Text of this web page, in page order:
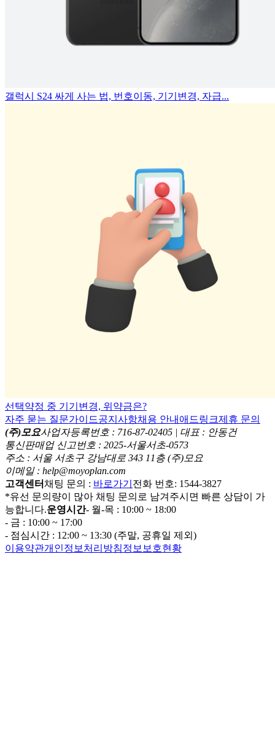
갤럭시 S24 싸게 사는 법, 번호이동, 기기변경, 자급...
선택약정 중 기기변경, 위약금은?
자주 묻는 질문가이드공지사항채용 안내 애드링크제휴 문의
(주)모요사업자등록번호 : 716-87-02405 | 대표 : 안동건
통신판매업 신고번호 : 2025-서울서초-0573
주소 : 서울 서초구 강남대로 343 11층 (주)모요
이메일 : help@moyoplan.com
고객센터채팅 문의 : 바로가기 전화 번호: 1544-3827
*유선 문의량이 많아 채팅 문의로 남겨주시면 빠른 상담이 가
능합니다.운영시간- 월-목 : 10:00 ~ 18:00
- 금 : 10:00 ~ 17:00
- 점심시간 : 12:00 ~ 13:30 (주말, 공휴일 제외)
이용약관개인정보처리방침정보보호현황